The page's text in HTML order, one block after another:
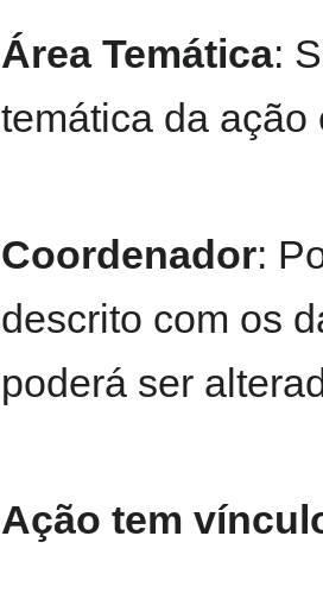
Área Temática:
temática da ação
Coordenador:
descrito com os
poderá ser
Ação tem